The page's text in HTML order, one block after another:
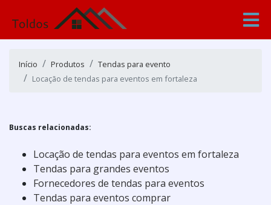
Início Produtos
Tendas para evento
Locação de tendas para eventos em fortaleza
Buscas relacionadas:
Locação de tendas para eventos em fortaleza
Tendas para grandes eventos
Fornecedores de tendas para eventos
Tendas para eventos comprar